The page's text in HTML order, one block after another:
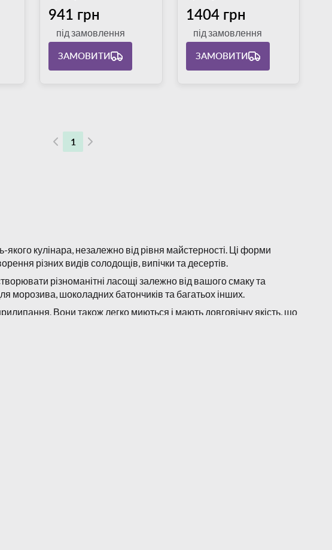
941 грн
під замовлення
ЗАМОВИТИ
1404 грн
під замовлення
ЗАМОВИТИ
1
кулінара, незалежно від рівня майстерності. Ці форми
різних видів солодощів, випічки та десертів.
різноманітні ласощі залежно від вашого смаку та
морозива, шоколадних батончиків та багатьох інших.
Вони також легко миються і мають довговічну якість, що